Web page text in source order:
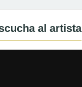
al artista